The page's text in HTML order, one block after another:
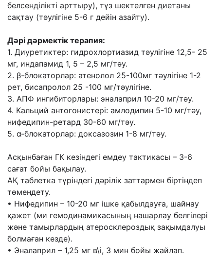
белсенділікті арттыру), тұз шектелген диетаны
сақтау (тəулігіне 5-6 г дейін азайту).
Дəрі дəрмектік терапия:
1. Диуретиктер: гидрохлортиазид тəулігіне 12,5- 25
мг, индапамид 1, 5 – 2,5 мг/тəу.
2. β-блокаторлар: атенолол 25-100мг тəулігіне 1-2
рет, бисапролол 25 -100 мг/тəулігіне.
3. АПФ ингибиторлары: эналаприл 10-20 мг/тəу.
4. Кальций антогонистері: амлодипин 5-10 мг/тəу,
нифедипин-ретард 30-60 мг/тəу.
5. α-блокаторлар: доксазозин 1-8 мг/тəу.
Асқынбаған ГК кезіндегі емдеу тактикасы – 3-6
сағат бойы бақылау.
АҚ таблетка түріндегі дəрілік заттармен біртіндеп
төмендету.
• Нифедипин – 10-20 мг ішке қабылдауға, шайнау
қажет (ми гемодинамикасының нашарлау белгілері
жəне тамырлардың атеросклероздық зақымдалуы
болмаған кезде).
• Эналаприл – 1,25 мг в\і, 3 мин бойы жайлап.